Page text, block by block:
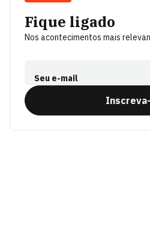
Fique ligado
Nos acontecimentos mais
Seu e-mail